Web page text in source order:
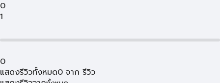
0
1
0
แสดงรีวิวทั้งหมด0 จาก รีวิว